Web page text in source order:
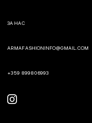
ЗА НАС
ARMAFASHIONINFO@GMAIL.COM
+359 899806993